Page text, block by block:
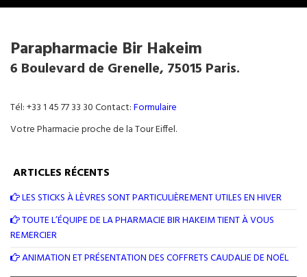
Parapharmacie Bir Hakeim
6 Boulevard de Grenelle, 75015 Paris.
Tél: +33 1 45 77 33 30 Contact:Formulaire
Votre Pharmacie proche de la Tour Eiffel.
ARTICLES RÉCENTS
LES STICKS À LÈVRES SONT PARTICULIÈREMENT UTILES EN HIVER
TOUTE L’ÉQUIPE DE LA PHARMACIE BIR HAKEIM TIENT À VOUS
REMERCIER
ANIMATION ET PRÉSENTATION DES COFFRETS CAUDALIE DE NOËL